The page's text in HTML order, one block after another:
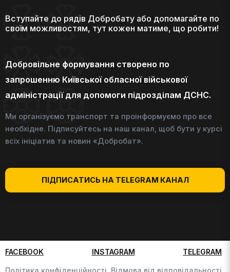
Вступайте до рядів Добробату або допомагайте по
своїм можливостям, тут кожен матиме, що робити!
Добровільне формування створено по
запрошенню Київської обласної військової
адміністрації для допомоги підрозділам ДСНС.
Ми організуємо транспорт та проінформуємо про все
необхідне. Підписуйтесь на наш канал, щоб бути у курсі
всіх ініціатив та новин «Добробат».
ПІДПИСАТИСЬ НА TELEGRAM КАНАЛ
FACEBOOK INSTAGRAM TELEGRAM
Політика конфіденційності, Відмова від відповідальності